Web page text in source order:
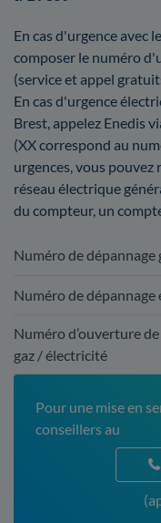
En cas d'urgence avec
composer le numéro
(service et appel
En cas d'urgence
Brest, appelez Enedis
(XX correspond au
urgences, vous
réseau électrique
du compteur, un
Numéro de dépannage
Numéro de
Numéro d’ouverture
gaz / électricité
Pour une mise en
conseillers au